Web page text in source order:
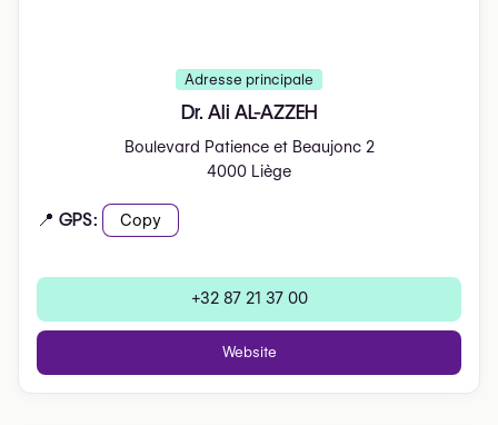
Adresse principale
Dr. Ali AL-AZZEH
Boulevard Patience et Beaujonc 2
4000 Liège
📍 GPS: Copy
+32 87 21 37 00
Website